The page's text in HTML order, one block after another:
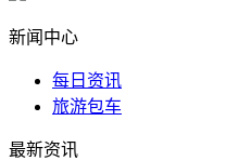
新闻中心
每日资讯
旅游包车
最新资讯